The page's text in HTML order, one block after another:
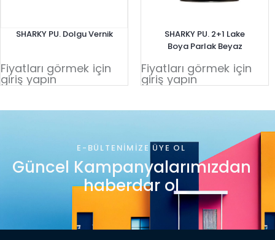
SHARKY PU. Dolgu Vernik
Fiyatları görmek için
giriş yapın
SHARKY PU. 2+1 Lake
Boya Parlak Beyaz
Fiyatları görmek için
giriş yapın
E-BÜLTENIMIZE ÜYE OL
Güncel Kampanyalarımızdan
haberdar ol